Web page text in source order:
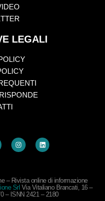
LEGALI
– Rivista online di informazione
Srl Via Vitaliano Brancati, 16 –
– ISNN 2421 – 2180